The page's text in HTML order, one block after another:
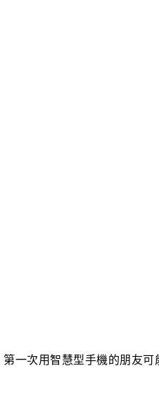
一次用智慧型手機的朋友可